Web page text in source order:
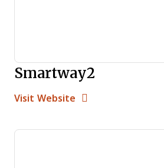
Smartway2
Visit Website Opens New Window